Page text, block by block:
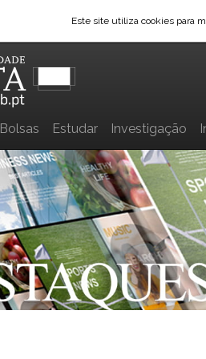
Este site utiliza cookies para
Bolsas Estudar Investigação